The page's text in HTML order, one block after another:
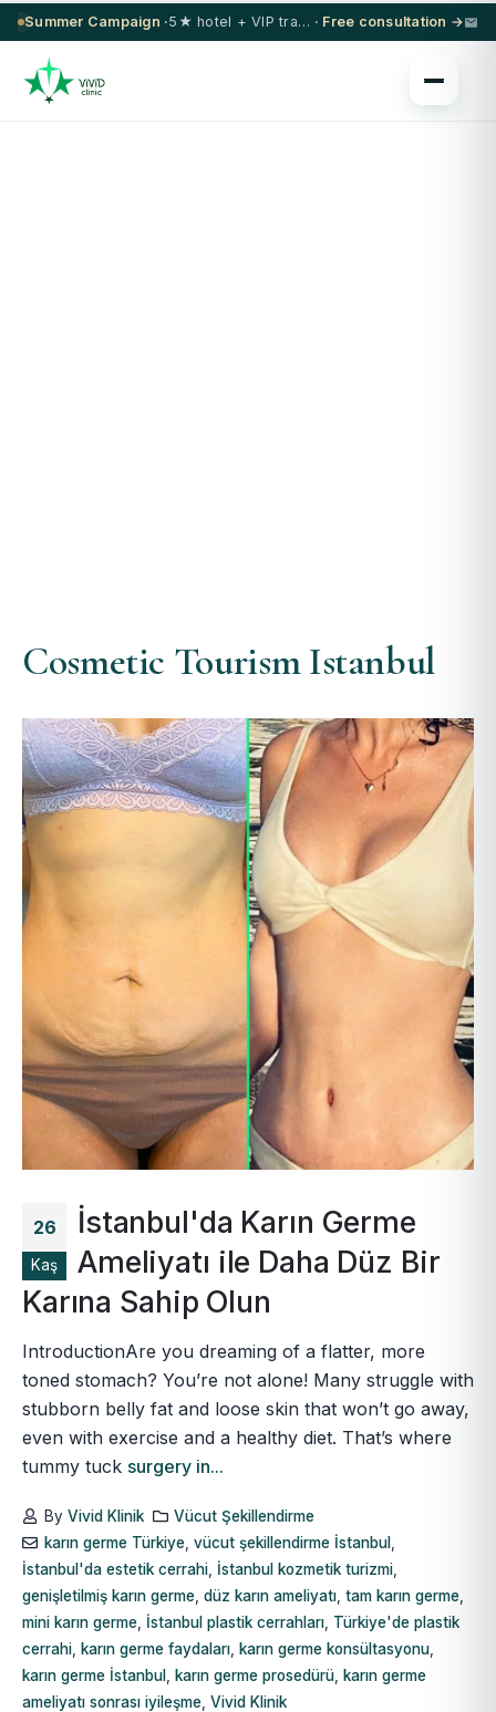
Summer Campaign · 5★ hotel + VIP transfer on select procedures · Free consultation →
Cosmetic Tourism Istanbul
26
Kaş
İstanbul'da Karın Germe
Ameliyatı ile Daha Düz Bir
Karına Sahip Olun
IntroductionAre you dreaming of a flatter, more
toned stomach? You’re not alone! Many struggle with
stubborn belly fat and loose skin that won’t go away,
even with exercise and a healthy diet. That’s where
tummy tuck surgery in...
By Vivid Klinik
Vücut Şekillendirme
karın germe Türkiye, vücut şekillendirme İstanbul
İstanbul'da estetik cerrahi İstanbul kozmetik turizmi
genişletilmiş karın germe düz karın ameliyatı tam karın germe
mini karın germe İstanbul plastik cerrahları Türkiye'de plastik
cerrahi
karın germe faydaları karın germe konsültasyonu
karın germe İstanbul
karın germe prosedürü
karın germe
ameliyatı sonrası iyileşme Vivid Klinik